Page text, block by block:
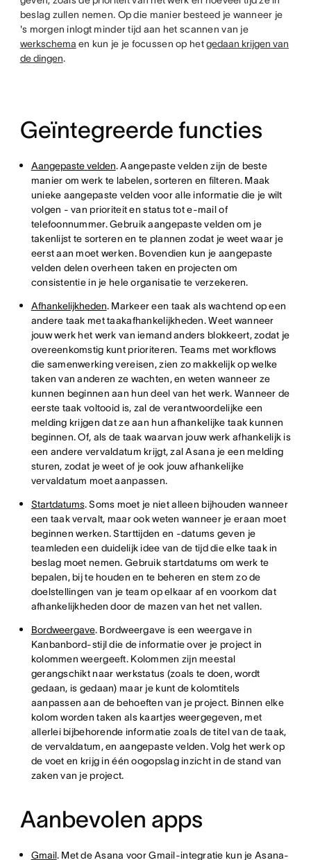
beslag zullen nemen. Op die manier besteed je wanneer je
's morgen inlogt minder tijd aan het scannen van je
werkschema en kun je je focussen op hetgedaan krijgen van
de dingen.
Geïntegreerde functies
Aangepaste velden. Aangepaste velden zijn de beste
manier om werk te labelen, sorteren en filteren. Maak
unieke aangepaste velden voor alle informatie die je wilt
volgen - van prioriteit en status tot e-mail of
telefoonnummer. Gebruik aangepaste velden om je
takenlijst te sorteren en te plannen zodat je weet waar je
eerst aan moet werken. Bovendien kun je aangepaste
velden delen overheen taken en projecten om
consistentie in je hele organisatie te verzekeren.
Afhankelijkheden. Markeer een taak als wachtend op een
andere taak met taakafhankelijkheden. Weet wanneer
jouw werk het werk van iemand anders blokkeert, zodat je
overeenkomstig kunt prioriteren. Teams met workflows
die samenwerking vereisen, zien zo makkelijk op welke
taken van anderen ze wachten, en weten wanneer ze
kunnen beginnen aan hun deel van het werk. Wanneer de
eerste taak voltooid is, zal de verantwoordelijke een
melding krijgen dat ze aan hun afhankelijke taak kunnen
beginnen. Of, als de taak waarvan jouw werk afhankelijk is
een andere vervaldatum krijgt, zal Asana je een melding
sturen, zodat je weet of je ook jouw afhankelijke
vervaldatum moet aanpassen.
Startdatums. Soms moet je niet alleen bijhouden wanneer
een taak vervalt, maar ook weten wanneer je eraan moet
beginnen werken. Starttijden en -datums geven je
teamleden een duidelijk idee van de tijd die elke taak in
beslag moet nemen. Gebruik startdatums om werk te
bepalen, bij te houden en te beheren en stem zo de
doelstellingen van je team op elkaar af en voorkom dat
afhankelijkheden door de mazen van het net vallen.
Bordweergave. Bordweergave is een weergave in
Kanbanbord-stijl die de informatie over je project in
kolommen weergeeft. Kolommen zijn meestal
gerangschikt naar werkstatus (zoals te doen, wordt
gedaan, is gedaan) maar je kunt de kolomtitels
aanpassen aan de behoeften van je project. Binnen elke
kolom worden taken als kaartjes weergegeven, met
allerlei bijbehorende informatie zoals de titel van de taak,
de vervaldatum, en aangepaste velden. Volg het werk op
de voet en krijg in één oogopslag inzicht in de stand van
zaken van je project.
Aanbevolen apps
Gmail. Met de Asana voor Gmail-integratie kun je Asana-